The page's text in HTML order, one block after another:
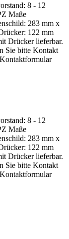
8 - 12
Maße
283 mm x
122 mm
Drücker lieferbar.
Sie bitte Kontakt
8 - 12
Maße
283 mm x
122 mm
Drücker lieferbar.
Sie bitte Kontakt